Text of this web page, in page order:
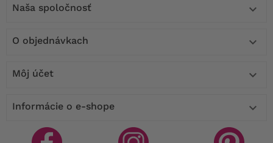
Naša spoločnosť 
O objednávkach 
Môj účet 
Informácie o e-shope 